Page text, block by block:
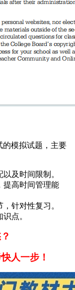
的模拟试题，主要
及时间限制。
提高时间管理能
针对性复习。
点。
人一步！